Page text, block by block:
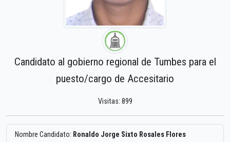
Candidato al gobierno regional de Tumbes para el
puesto/cargo de Accesitario
Visitas: 899
Nombre Candidato: Ronaldo Jorge Sixto Rosales Flores